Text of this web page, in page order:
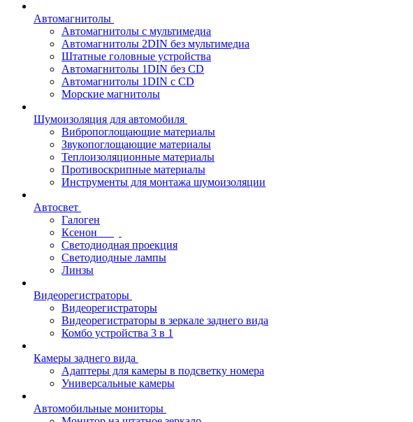
Автомагнитолы
Автомагнитолы с мультимедиа
Автомагнитолы 2DIN без мультимедиа
Штатные головные устройства
Автомагнитолы 1DIN без CD
Автомагнитолы 1DIN с CD
Морские магнитолы
Шумоизоляция для автомобиля
Вибропоглощающие материалы
Звукопоглощающие материалы
Теплоизоляционные материалы
Противоскрипные материалы
Инструменты для монтажа шумоизоляции
Автосвет
Галоген
Ксенон
Светодиодная проекция
Светодиодные лампы
Линзы
Видеорегистраторы
Видеорегистраторы
Видеорегистраторы в зеркале заднего вида
Комбо устройства 3 в 1
Камеры заднего вида
Адаптеры для камеры в подсветку номера
Универсальные камеры
Автомобильные мониторы